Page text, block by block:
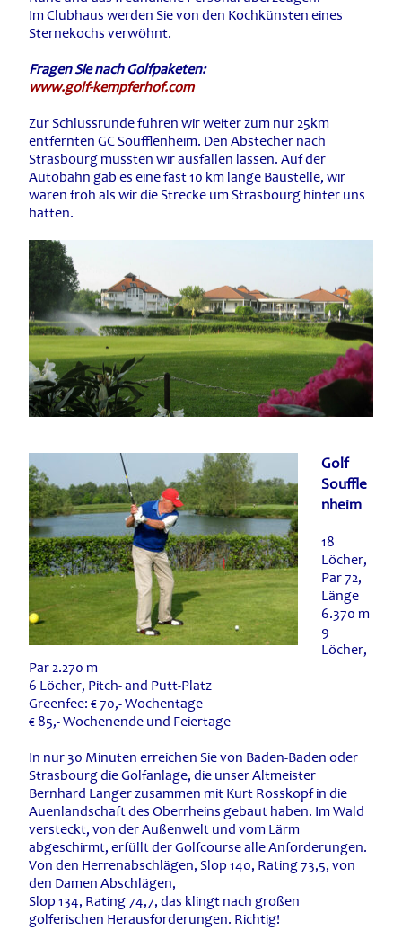
Im Clubhaus werden Sie von den Kochkünsten eines
Sternekochs verwöhnt.
Fragen Sie nach Golfpaketen:
www.golf-kempferhof.com
Zur Schlussrunde fuhren wir weiter zum nur 25km
entfernten GC Soufflenheim. Den Abstecher nach
Strasbourg mussten wir ausfallen lassen. Auf der
Autobahn gab es eine fast 10 km lange Baustelle, wir
waren froh als wir die Strecke um Strasbourg hinter uns
hatten.
Golf
Souffle
nheim
18
Löcher,
Par 72,
Länge
6.370 m
9
Löcher,
Par 2.270 m
6 Löcher, Pitch- and Putt-Platz
Greenfee: € 70,- Wochentage
€ 85,- Wochenende und Feiertage
In nur 30 Minuten erreichen Sie von Baden-Baden oder
Strasbourg die Golfanlage, die unser Altmeister
Bernhard Langer zusammen mit Kurt Rosskopf in die
Auenlandschaft des Oberrheins gebaut haben. Im Wald
versteckt, von der Außenwelt und vom Lärm
abgeschirmt, erfüllt der Golfcourse alle Anforderungen.
Von den Herrenabschlägen, Slop 140, Rating 73,5, von
den Damen Abschlägen,
Slop 134, Rating 74,7, das klingt nach großen
golferischen Herausforderungen. Richtig!